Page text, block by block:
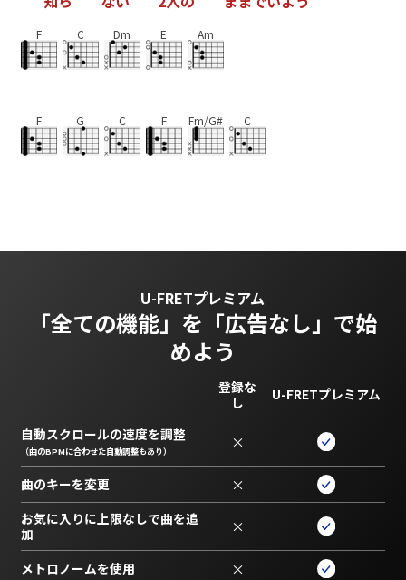
F C Dm E Am
F G C F Fm/G# C
U-FRETプレミアム
「全ての機能」を 「広告なし」で始
めよう
登録な
し
U-FRETプレミアム
自動スクロールの速度を調整
（曲のBPMに合わせた自動調整もあり） ×
曲のキーを変更 ×
お気に入りに上限なしで曲を追
加
×
メトロノームを使用 ×